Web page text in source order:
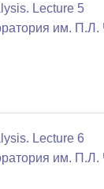
Lecture 5
им.
Lecture 6
им.